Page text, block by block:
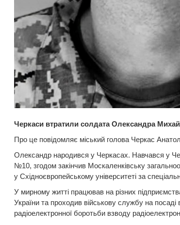
Черкаси втратили солдата Олександра
Про це повідомляє міський голова Черкас
Олександр народився у Черкасах. Навчався у
№10, згодом закінчив Москаленківську
у Східноєвропейському університеті за
У мирному житті працював на різних
України та проходив військову службу на посаді
радіоелектронної боротьби взводу